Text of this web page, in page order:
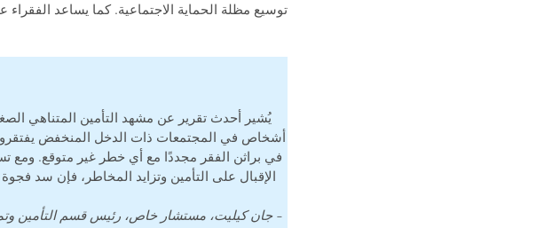
توسيع مظلة الحماية الاجتماعية. كما يساعد
أشخاص في المجتمعات ذات الدخل المنخفض يفتقرون
في براثن الفقر مجددًا مع أي خطر غير متوقع. ومع
الإقبال على التأمين وتزايد المخاطر، فإن سد
– جان كيليت، مستشار خاص، رئيس قسم التأمين